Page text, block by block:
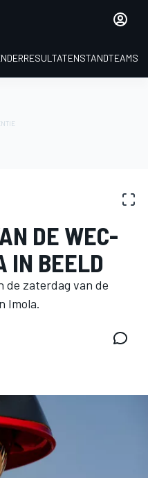
RESULTATENSTANDTEAMS
DE WEC-
IN BEELD
de zaterdag van de
Imola.